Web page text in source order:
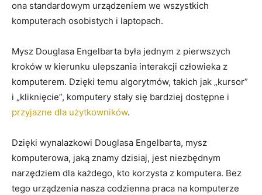
ona standardowym urządzeniem‍ we wszystkich
komputerach osobistych i laptopach.
Mysz Douglasa Engelbarta była ⁢jednym z pierwszych
kroków w kierunku ulepszania interakcji⁤ człowieka z
komputerem. Dzięki temu algorytmów, takich jak „kursor”‍
i „kliknięcie”, komputery⁤ stały się bardziej ⁣dostępne i
przyjazne dla użytkowników.
Dzięki wynalazkowi Douglasa Engelbarta, mysz
komputerowa,​ jaką znamy ​dzisiaj, jest niezbędnym
narzędziem dla każdego, kto korzysta z komputera. Bez
tego urządzenia ⁤nasza codzienna praca na komputerze